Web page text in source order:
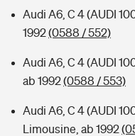
Audi A6, C 4 (AUDI
1992(0588 / 552)
Audi A6, C 4 (AUDI
ab 1992(0588 / 553)
Audi A6, C 4 (AUDI
Limousine, ab 1992